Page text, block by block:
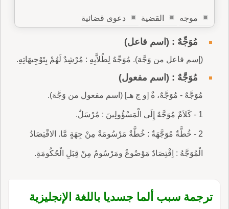
موجه القضية دعوى قضائية
مُوَجِّهٌ : (اسم فاعل)
(إسم فاعل من وَجَّهَ). مُوَجِّهٌ لِطُلاَّبِهِ : مُرْشِدٌ لَهُمْ بِتَوْجِيهَاتِهِ.
مُوَجَّهٌ : (اسم مفعول)
مُوَجَّهٌ - مُوَجَّهٌ، ةٌ [و ج هـ] (اسم مفعول من وَجَّهَ).
1 - كَلاَمٌ مُوَجَّهٌ إِلَى الْمَسْؤُولِينَ : مُرْسَلٌ.
2 - خُطَّةٌ مُوَجَّهَةٌ : خُطَّةٌ مَرْسُومَةٌ مِنْ جِهَةٍ مَّا. الاقْتِصَادُ
الْمُوَجَّهُ : اِقْتِصَادٌ مَوْضُوعٌ ومَرْسُومٌ مِنْ قِبَلِ الْحُكُومَةِ.
ترجمة سبب ألما جسديا باللغة الإنجليزية